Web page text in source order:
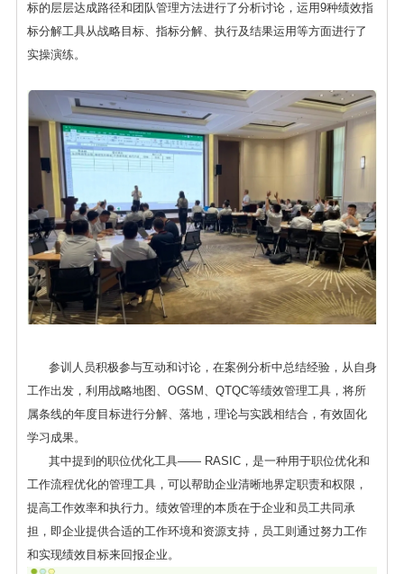
标的层层达成路径和团队管理方法进行了分析讨论，运用9种绩效指
标分解工具从战略目标、指标分解、执行及结果运用等方面进行了
实操演练。
参训人员积极参与互动和讨论，在案例分析中总结经验，从自身
工作出发，利用战略地图、OGSM、QTQC等绩效管理工具，将所
属条线的年度目标进行分解、落地，理论与实践相结合，有效固化
学习成果。
其中提到的职位优化工具—— RASIC，是一种用于职位优化和
工作流程优化的管理工具，可以帮助企业清晰地界定职责和权限，
提高工作效率和执行力。绩效管理的本质在于企业和员工共同承
担，即企业提供合适的工作环境和资源支持，员工则通过努力工作
和实现绩效目标来回报企业。